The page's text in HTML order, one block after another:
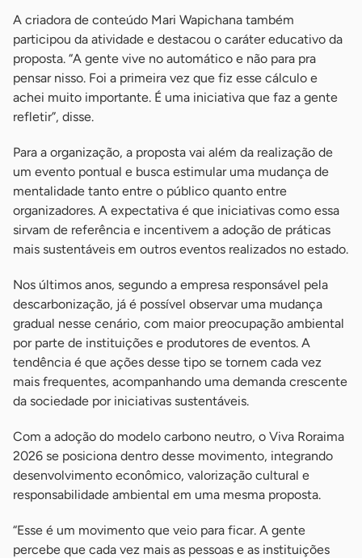
A criadora de conteúdo Mari Wapichana também
participou da atividade e destacou o caráter educativo da
proposta. “A gente vive no automático e não para pra
pensar nisso. Foi a primeira vez que fiz esse cálculo e
achei muito importante. É uma iniciativa que faz a gente
refletir”, disse.
Para a organização, a proposta vai além da realização de
um evento pontual e busca estimular uma mudança de
mentalidade tanto entre o público quanto entre
organizadores. A expectativa é que iniciativas como essa
sirvam de referência e incentivem a adoção de práticas
mais sustentáveis em outros eventos realizados no estado.
Nos últimos anos, segundo a empresa responsável pela
descarbonização, já é possível observar uma mudança
gradual nesse cenário, com maior preocupação ambiental
por parte de instituições e produtores de eventos. A
tendência é que ações desse tipo se tornem cada vez
mais frequentes, acompanhando uma demanda crescente
da sociedade por iniciativas sustentáveis.
Com a adoção do modelo carbono neutro, o Viva Roraima
2026 se posiciona dentro desse movimento, integrando
desenvolvimento econômico, valorização cultural e
responsabilidade ambiental em uma mesma proposta.
“Esse é um movimento que veio para ficar. A gente
percebe que cada vez mais as pessoas e as instituições